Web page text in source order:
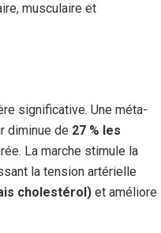
musculaire et
significative. Une méta-
diminue de 27 % les
La marche stimule la
la tension artérielle
cholestérol) et améliore